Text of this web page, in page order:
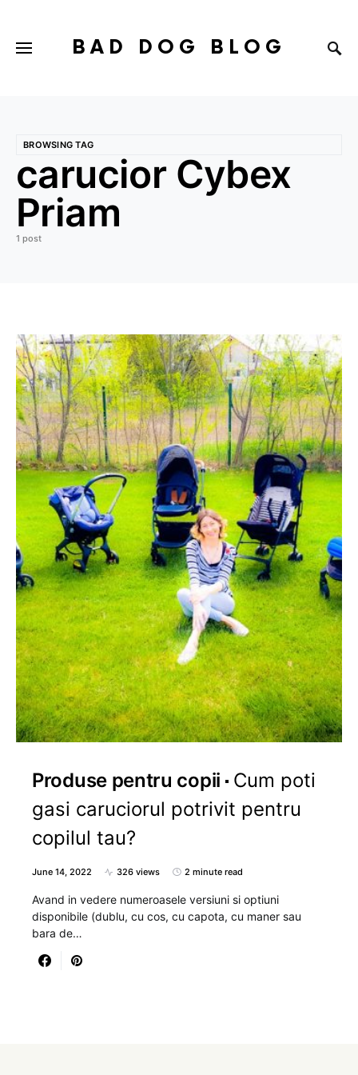
BAD DOG BLOG
BROWSING TAG
carucior Cybex
Priam
1 post
Produse pentru copii
Cum poti
gasi caruciorul potrivit pentru
copilul tau?
June 14, 2022 326 views 2 minute read
Avand in vedere numeroasele versiuni si optiuni
disponibile (dublu, cu cos, cu capota, cu maner sau
bara de…